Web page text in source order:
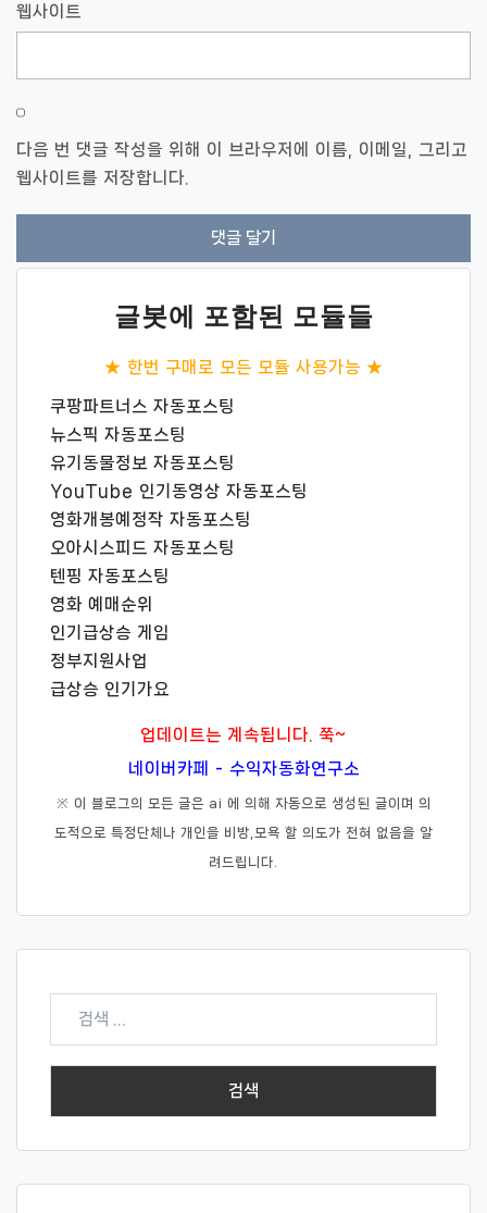
웹사이트
다음 번 댓글 작성을 위해 이 브라우저에 이름, 이메일, 그리고
웹사이트를 저장합니다.
글봇에 포함된 모듈들
★ 한번 구매로 모든 모듈 사용가능 ★
쿠팡파트너스 자동포스팅
뉴스픽 자동포스팅
유기동물정보 자동포스팅
YouTube 인기동영상 자동포스팅
영화개봉예정작 자동포스팅
오아시스피드 자동포스팅
텐핑 자동포스팅
영화 예매순위
인기급상승 게임
정부지원사업
급상승 인기가요
업데이트는 계속됩니다. 쭉~
네이버카페 - 수익자동화연구소
※ 이 블로그의 모든 글은 ai 에 의해 자동으로 생성된 글이며 의
도적으로 특정단체나 개인을 비방,모욕 할 의도가 전혀 없음을 알
려드립니다.
검